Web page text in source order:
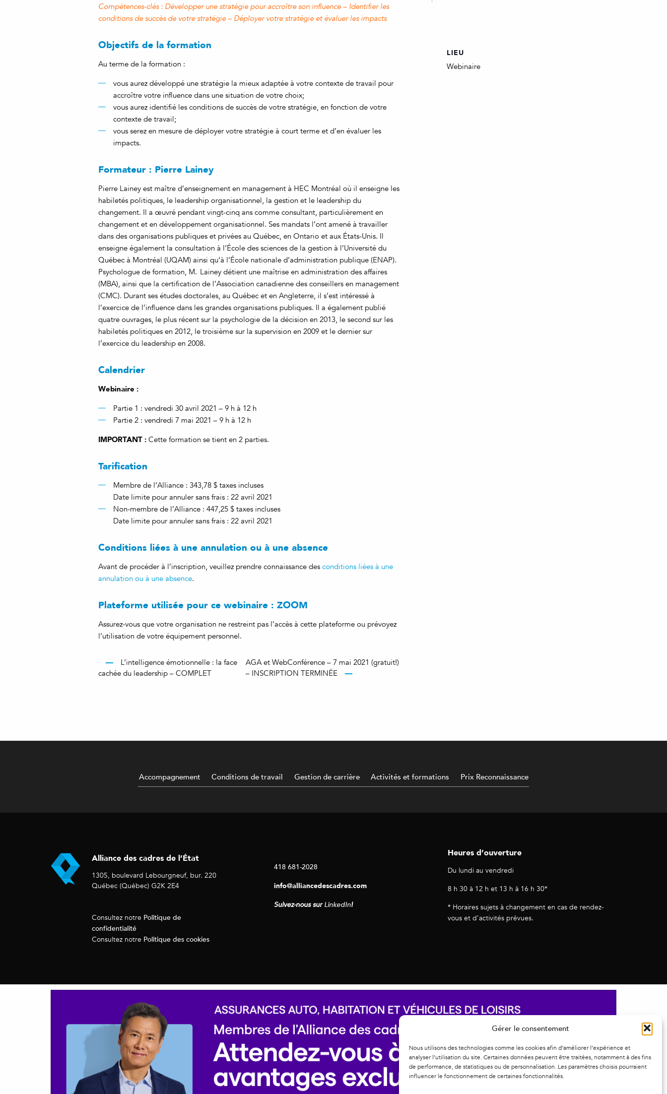
Gérer le consentement
Nous utilisons des technologies comme les cookies afin d’améliorer l’expérience et
analyser l’utilisation du site. Certaines données peuvent être traitées, notamment à des fins
de performance, de statistiques ou de personnalisation. Les paramètres choisis pourraient
influencer le fonctionnement de certaines fonctionnalités.
LIEU
Webinaire
Compétences-clés : Développer une stratégie pour accroître son influence – Identifier les
conditions de succès de votre stratégie – Déployer votre stratégie et évaluer les impacts
Objectifs de la formation
Au terme de la formation :
vous aurez développé une stratégie la mieux adaptée à votre contexte de travail pour
accroître votre influence dans une situation de votre choix;
vous aurez identifié les conditions de succès de votre stratégie, en fonction de votre
contexte de travail;
vous serez en mesure de déployer votre stratégie à court terme et d’en évaluer les
impacts.
Formateur : Pierre Lainey
Pierre Lainey est maître d’enseignement en management à HEC Montréal où il enseigne les
habiletés politiques, le leadership organisationnel, la gestion et le leadership du
changement. Il a œuvré pendant vingt-cinq ans comme consultant, particulièrement en
changement et en développement organisationnel. Ses mandats l’ont amené à travailler
dans des organisations publiques et privées au Québec, en Ontario et aux États-Unis. Il
enseigne également la consultation à l’École des sciences de la gestion à l’Université du
Québec à Montréal (UQAM) ainsi qu’à l’École nationale d’administration publique (ENAP).
Psychologue de formation, M. Lainey détient une maîtrise en administration des affaires
(MBA), ainsi que la certification de l’Association canadienne des conseillers en management
(CMC). Durant ses études doctorales, au Québec et en Angleterre, il s’est intéressé à
l’exercice de l’influence dans les grandes organisations publiques. Il a également publié
quatre ouvrages, le plus récent sur la psychologie de la décision en 2013, le second sur les
habiletés politiques en 2012, le troisième sur la supervision en 2009 et le dernier sur
l’exercice du leadership en 2008.
Calendrier
Webinaire :
Partie 1 : vendredi 30 avril 2021 – 9 h à 12 h
Partie 2 : vendredi 7 mai 2021 – 9 h à 12 h
IMPORTANT : Cette formation se tient en 2 parties.
Tarification
Membre de l’Alliance : 343,78 $ taxes incluses
Date limite pour annuler sans frais : 22 avril 2021
Non-membre de l’Alliance : 447,25 $ taxes incluses
Date limite pour annuler sans frais : 22 avril 2021
Conditions liées à une annulation ou à une absence
Avant de procéder à l’inscription, veuillez prendre connaissance des conditions liées à une
annulation ou à une absence.
Plateforme utilisée pour ce webinaire : ZOOM
Assurez-vous que votre organisation ne restreint pas l’accès à cette plateforme ou prévoyez
l’utilisation de votre équipement personnel.
L’intelligence émotionnelle : la face
cachée du leadership – COMPLET
AGA et WebConférence – 7 mai 2021 (gratuit!)
– INSCRIPTION TERMINÉE
Accompagnement Conditions de travail Gestion de carrière Activités et formations Prix Reconnaissance
Alliance des cadres de l’État
1305, boulevard Lebourgneuf, bur. 220
Québec (Québec) G2K 2E4
Consultez notre Politique de
confidentialité
Consultez notre Politique des cookies
418 681-2028
info@alliancedescadres.com
Suivez-nous surLinkedIn!
Heures d’ouverture
Du lundi au vendredi
8 h 30 à 12 h et 13 h à 16 h 30*
* Horaires sujets à changement en cas de rendez-
vous et d’activités prévues.